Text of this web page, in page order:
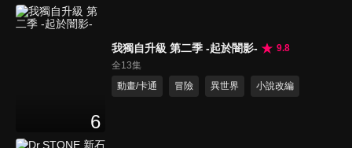
6
我獨自升級 第二季 -起於闇影-
9.8
全13集
動畫/卡通
冒險 異世界 小說改編